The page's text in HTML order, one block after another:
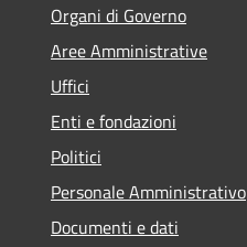
Organi di Governo
Aree Amministrative
Uffici
Enti e fondazioni
Politici
Personale Amministrativo
Documenti e dati